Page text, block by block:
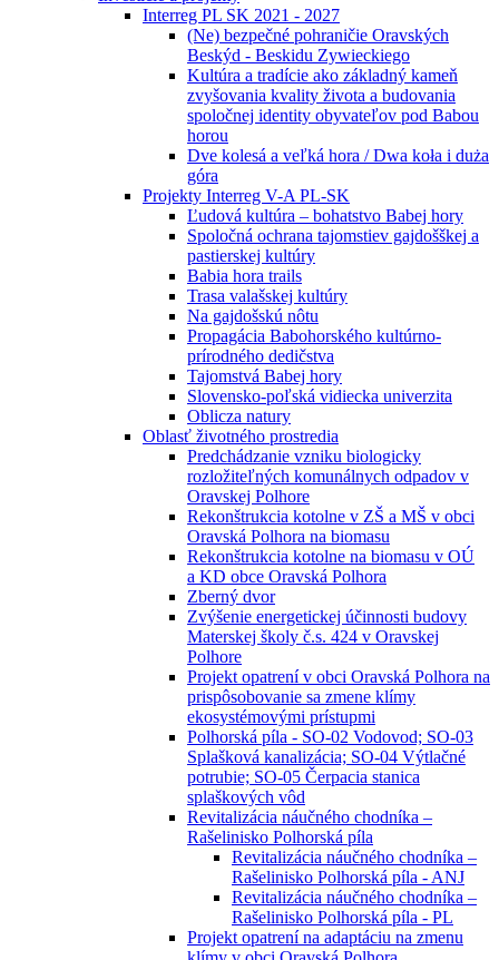
Interreg PL SK 2021 - 2027
(Ne) bezpečné pohraničie Oravských
Beskýd - Beskidu Zywieckiego
Kultúra a tradície ako základný kameň
zvyšovania kvality života a budovania
spoločnej identity obyvateľov pod Babou
horou
Dve kolesá a veľká hora / Dwa koła i duża
góra
Projekty Interreg V-A PL-SK
Ľudová kultúra – bohatstvo Babej hory
Spoločná ochrana tajomstiev gajdošškej a
pastierskej kultúry
Babia hora trails
Trasa valašskej kultúry
Na gajdošskú nôtu
Propagácia Babohorského kultúrno-
prírodného dedičstva
Tajomstvá Babej hory
Slovensko-poľská vidiecka univerzita
Oblicza natury
Oblasť životného prostredia
Predchádzanie vzniku biologicky
rozložiteľných komunálnych odpadov v
Oravskej Polhore
Rekonštrukcia kotolne v ZŠ a MŠ v obci
Oravská Polhora na biomasu
Rekonštrukcia kotolne na biomasu v OÚ
a KD obce Oravská Polhora
Zberný dvor
Zvýšenie energetickej účinnosti budovy
Materskej školy č.s. 424 v Oravskej
Polhore
Projekt opatrení v obci Oravská Polhora na
prispôsobovanie sa zmene klímy
ekosystémovými prístupmi
Polhorská píla - SO-02 Vodovod; SO-03
Splašková kanalizácia; SO-04 Výtlačné
potrubie; SO-05 Čerpacia stanica
splaškových vôd
Revitalizácia náučného chodníka –
Rašelinisko Polhorská píla
Revitalizácia náučného chodníka –
Rašelinisko Polhorská píla - ANJ
Revitalizácia náučného chodníka –
Rašelinisko Polhorská píla - PL
Projekt opatrení na adaptáciu na zmenu